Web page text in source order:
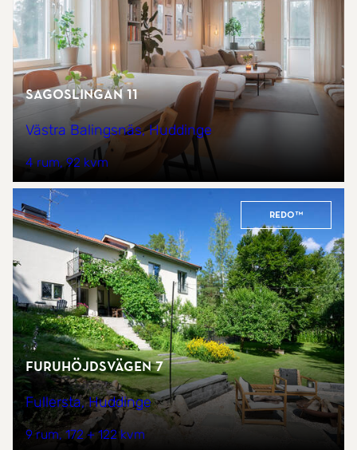
Sagoslingan 11
Västra Balingsnäs, Huddinge
4 rum 92 kvm
REDO™
Furuhöjdsvägen 7
Fullersta, Huddinge
9 rum 172 + 122 kvm